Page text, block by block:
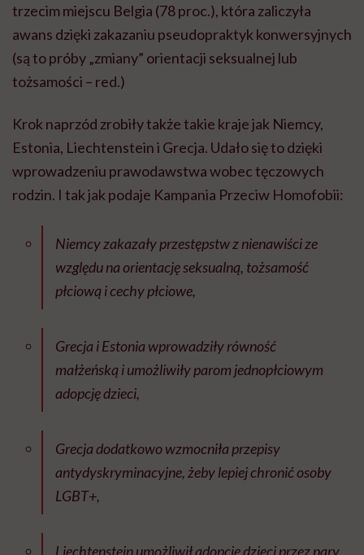
trzecim miejscu Belgia (78 proc.), która zaliczyła
awans dzięki zakazaniu pseudopraktyk konwersyjnych
(są to próby „zmiany” orientacji seksualnej lub
tożsamości – red.)
Krok naprzód zrobiły także takie kraje jak Niemcy,
Estonia, Liechtenstein i Grecja. Udało się to dzięki
wprowadzeniu prawodawstwa wobec tęczowych
rodzin. I tak jak podaje Kampania Przeciw Homofobii:
Niemcy zakazały przestępstw z nienawiści ze
względu na orientację seksualną, tożsamość
płciową i cechy płciowe,
Grecja i Estonia wprowadziły równość
małżeńską i umożliwiły parom jednopłciowym
adopcję dzieci,
Grecja dodatkowo wzmocniła przepisy
antydyskryminacyjne, żeby lepiej chronić osoby
LGBT+,
Liechtenstein umożliwił adopcję dzieci przez pary